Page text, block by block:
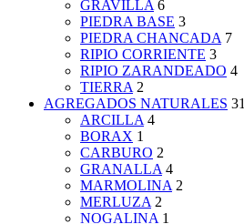
GRAVILLA 6
PIEDRA BASE 3
PIEDRA CHANCADA 7
RIPIO CORRIENTE 3
RIPIO ZARANDEADO 4
TIERRA 2
AGREGADOS NATURALES 31
ARCILLA 4
BORAX 1
CARBURO 2
GRANALLA 4
MARMOLINA 2
MERLUZA 2
NOGALINA 1